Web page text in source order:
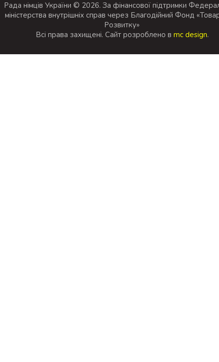
Рада німців України © 2026. За фінансової підтримки
міністерства внутрішніх справ через Благодійний Фонд
Розвитку»
Всi права захищенi. Сайт розроблено в mc design.